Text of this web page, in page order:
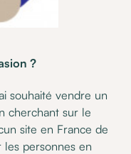
?
souhaité vendre un
cherchant sur le
site en France de
les personnes en